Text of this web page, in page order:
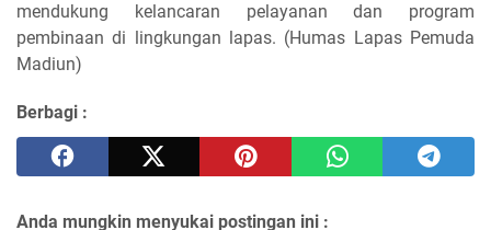
mendukung kelancaran pelayanan dan program
pembinaan di lingkungan lapas. (Humas Lapas Pemuda
Madiun)
Berbagi :
Anda mungkin menyukai postingan ini :